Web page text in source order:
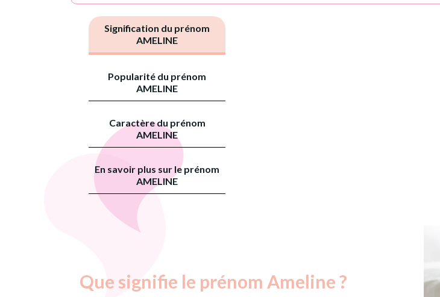
Signification du prénom
AMELINE
Popularité du prénom
AMELINE
Caractère du prénom
AMELINE
En savoir plus sur le prénom
AMELINE
Que signifie le prénom Ameline ?